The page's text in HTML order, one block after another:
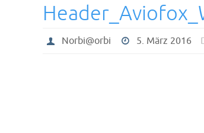
Norbi@orbi 5. März 2016